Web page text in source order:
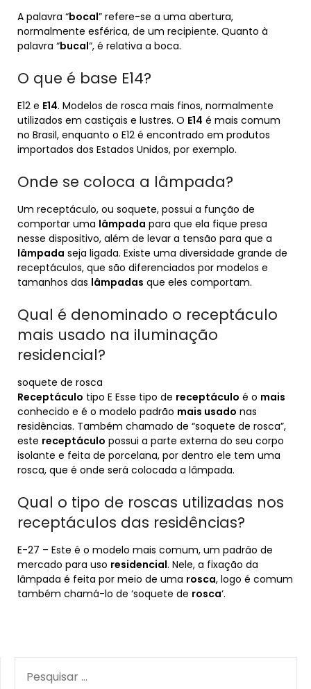
A palavra “bocal” refere-se a uma abertura,
normalmente esférica, de um recipiente. Quanto à
palavra “bucal“, é relativa a boca.
O que é base E14?
E12 e E14. Modelos de rosca mais finos, normalmente
utilizados em castiçais e lustres. O E14 é mais comum
no Brasil, enquanto o E12 é encontrado em produtos
importados dos Estados Unidos, por exemplo.
Onde se coloca a lâmpada?
Um receptáculo, ou soquete, possui a função de
comportar uma lâmpada para que ela fique presa
nesse dispositivo, além de levar a tensão para que a
lâmpada seja ligada. Existe uma diversidade grande de
receptáculos, que são diferenciados por modelos e
tamanhos das lâmpadas que eles comportam.
Qual é denominado o receptáculo
mais usado na iluminação
residencial?
soquete de rosca
Receptáculo tipo E Esse tipo de receptáculo é o mais
conhecido e é o modelo padrão mais usado nas
residências. Também chamado de “soquete de rosca”,
este receptáculo possui a parte externa do seu corpo
isolante e feita de porcelana, por dentro ele tem uma
rosca, que é onde será colocada a lâmpada.
Qual o tipo de roscas utilizadas nos
receptáculos das residências?
E-27 – Este é o modelo mais comum, um padrão de
mercado para uso residencial. Nele, a fixação da
lâmpada é feita por meio de uma rosca, logo é comum
também chamá-lo de ‘soquete de rosca‘.
POR: